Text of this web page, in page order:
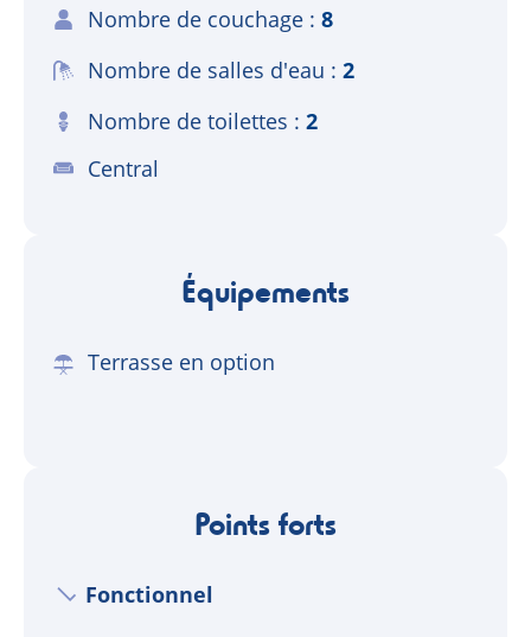
Nombre de couchage
8
Nombre de salles d'eau
2
Nombre de toilettes
2
Central
Équipements
Terrasse en option
Points forts
Fonctionnel